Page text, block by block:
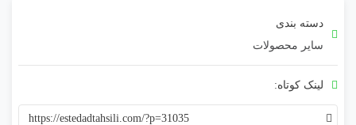
دسته بندی
سایر محصولات
لینک کوتاه:
https://estedadtahsili.com/?p=31035